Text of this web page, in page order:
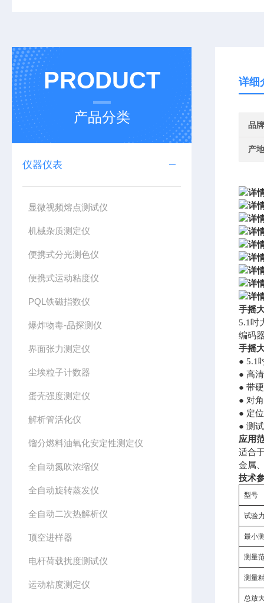
PRODUCT
产品分类
仪器仪表
显微视频熔点测试仪
机械杂质测定仪
便携式分光测色仪
便携式运动粘度仪
PQL铁磁指数仪
爆炸物毒-品探测仪
界面张力测定仪
尘埃粒子计数器
蛋壳强度测定仪
解析管活化仪
馏分燃料油氧化安定性测定仪
全自动氮吹浓缩仪
全自动旋转蒸发仪
全自动二次热解析仪
顶空进样器
电杆荷载扰度测试仪
运动粘度测定仪
详细
品牌
产
手摇
5.1吋
编码
手摇
● 5.1
● 高
● 带
● 对
● 定
● 测
应用
适合
金属
技术
型号
试验
最小
测量
测量
总放